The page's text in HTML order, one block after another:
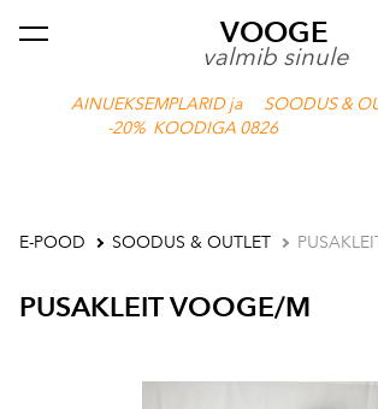
VOOGE
valmib sinule
AINUEKSEMPLARID ja SOODUS &
-20% KOODIGA 0826
lisati ostukorvi. Vaata ostukorvi
E-POOD SOODUS & OUTLET
PUSAKLEIT VOOGE/M